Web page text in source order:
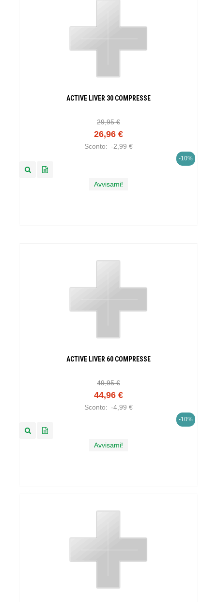
ACTIVE LIVER 30 COMPRESSE
29,95 €
26,96 €
Sconto: -2,99 €
-10%
Avvisami!
ACTIVE LIVER 60 COMPRESSE
49,95 €
44,96 €
Sconto: -4,99 €
-10%
Avvisami!